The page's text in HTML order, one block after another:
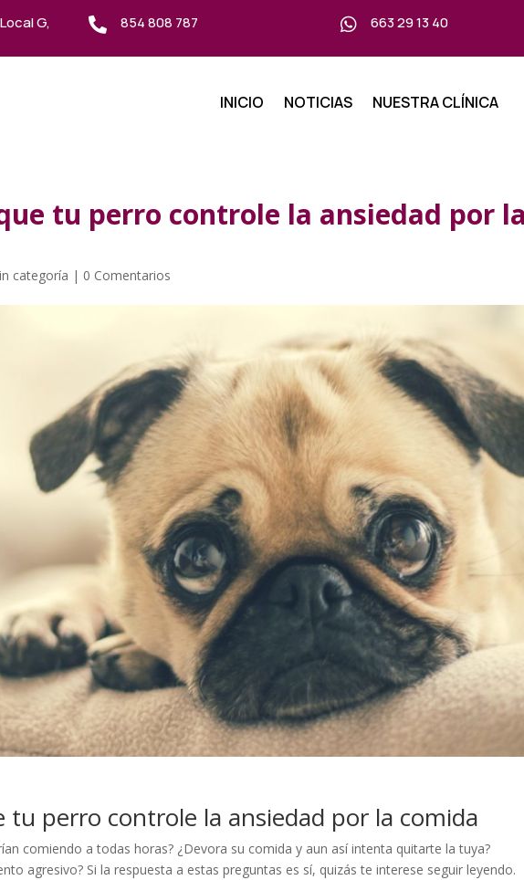
G,  854 808 787  663 29 13 40
INICIO NOTICIAS NUESTRA CLÍNICA
tu perro controle la ansiedad por la
categoría | 0 Comentarios
tu perro controle la ansiedad por la comida
comiendo a todas horas? ¿Devora su comida y aun así intenta quitarte la tuya?
agresivo? Si la respuesta a estas preguntas es sí, quizás te interese seguir leyendo.